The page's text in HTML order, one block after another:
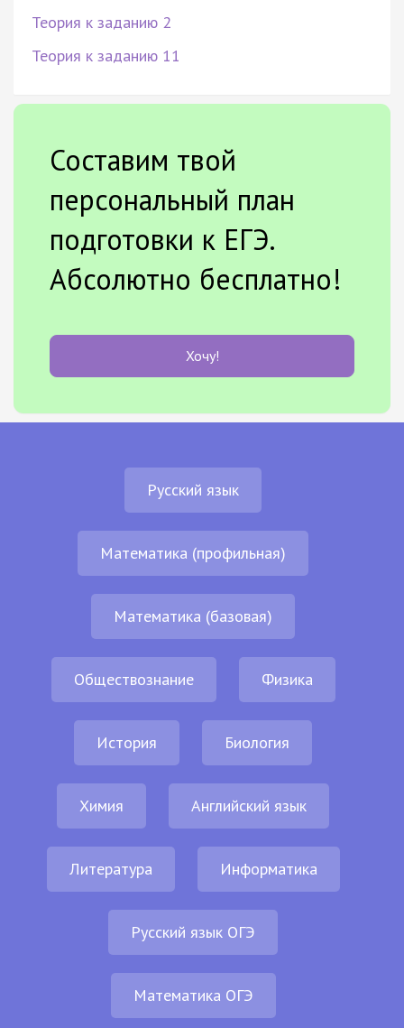
Теория к заданию 2
Теория к заданию 11
Составим твой
персональный план
подготовки к ЕГЭ.
Абсолютно бесплатно!
Хочу!
Русский язык
Математика (профильная)
Математика (базовая)
Обществознание Физика
История Биология
Химия Английский язык
Литература Информатика
Русский язык ОГЭ
Математика ОГЭ